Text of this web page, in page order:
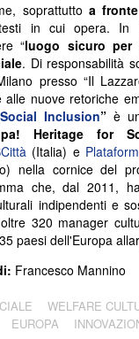
soprattutto a
in cui opera. In
“luogo sicuro
. Di responsabilità
presso “Il
alle nuove retoriche
Inclusion” è
Heritage for
(Italia) e
nella cornice del
che, dal 2011,
indipendenti e
320 manager
paesi dell'Europa
Francesco Mannino
WELFARE
EUROPA